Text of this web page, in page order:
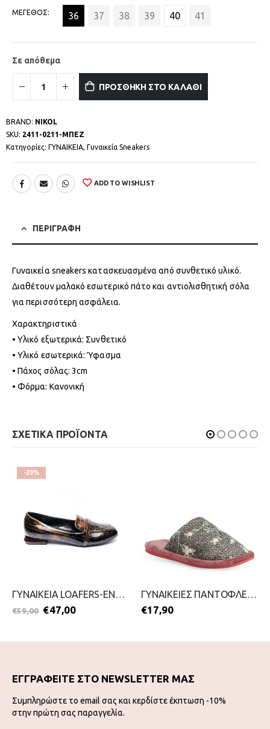
ΜΕΓΕΘΟΣ 36 37 38 39 40 41
Σε απόθεμα
ΠΡΟΣΘΗΚΗ ΣΤΟ ΚΑΛΑΘΙ
BRAND: NIKOL
SKU: 2411-0211-ΜΠΕΖ
Κατηγορίες: ΓΥΝΑΙΚΕΙΑ, Γυναικεία Sneakers
ADD TO WISHLIST
ΠΕΡΙΓΡΑΦΗ
Γυναικεία sneakers κατασκευασμένα από συνθετικό υλικό.
Διαθέτουν μαλακό εσωτερικό πάτο και αντιολισθητική σόλα
για περισσότερη ασφάλεια.
Χαρακτηριστικά
• Υλικό εξωτερικά: Συνθετικό
• Υλικό εσωτερικά: Ύφασμα
• Πάχος σόλας: 3cm
• Φόρμα: Κανονική
ΣΧΕΤΙΚΑ ΠΡΟΪΟΝΤΑ
-20%
ΓΥΝΑΙΚΕΙΑ LOAFERS-ENVIE-2111-0184-ΚΑΦΕ
€59,00 €47,00
ΓΥΝΑΙΚΕΙΕΣ ΠΑΝΤΟΦΛΕΣ-PAREX-2111-0384-ΓΚΡΙ
€17,90
ΕΓΓΡΑΦΕΙΤΕ ΣΤΟ NEWSLETTER ΜΑΣ
Συμπληρώστε το email σας και κερδίστε έκπτωση -10%
στην πρώτη σας παραγγελία.